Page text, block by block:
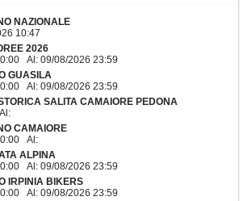
NAZIONALE
10:47
2026
Al: 09/08/2026 23:59
GUASILA
Al: 09/08/2026 23:59
SALITA CAMAIORE PEDONA
CAMAIORE
Al:
ALPINA
Al: 09/08/2026 23:59
IRPINIA BIKERS
Al: 09/08/2026 23:59